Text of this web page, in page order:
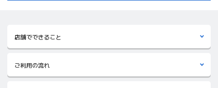
店舗でできること
ご利用の流れ